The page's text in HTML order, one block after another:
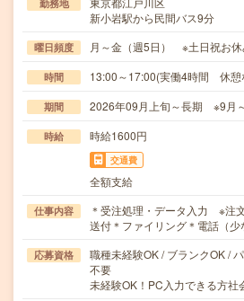
勤務地
新小岩駅から民間バス9分
曜日頻度 月～金（週5日） ※土日祝お休
時間 13:00～17:00(実働4時間 休憩
期間 2026年09月上旬～長期 ※9月
時給 時給1600円
交通費
全額支給
仕事内容
＊受注処理・データ入力 ※注
送付＊ファイリング＊電話（
応募資格
職種未経験OK / ブランクOK /
不要
未経験OK！PC入力できる方社